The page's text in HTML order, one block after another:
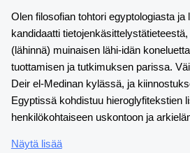
Olen filosofian tohtori egyptologiasta ja
kandidaatti
(lähinnä) muinaisen lähi-idän
tuottamisen ja tutkimuksen parissa.
Deir el-Medinan kylässä, ja
Egyptissä kohdistuu hieroglyfitekstien
henkilökohtaiseen uskontoon ja
Näytä lisää